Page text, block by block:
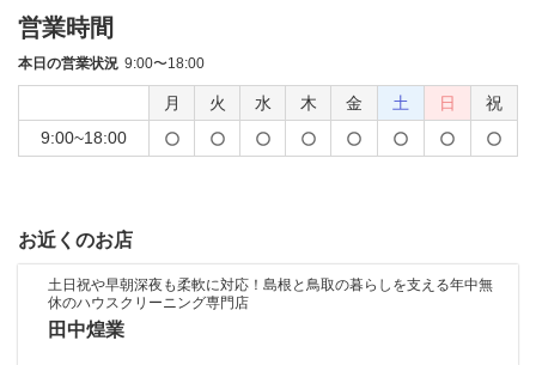
営業時間
本日の営業状況 9:00〜18:00
月 火 水 木 金 土 日
祝
9:00~18:00
お近くのお店
土日祝や早朝深夜も柔軟に対応！島根と鳥取の暮らしを支える年中無
休のハウスクリーニング専門店
田中煌業